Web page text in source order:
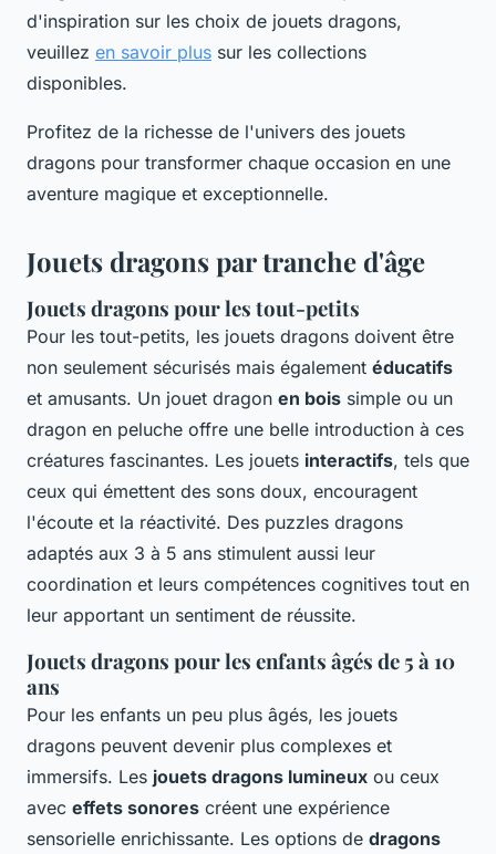
d'inspiration sur les choix de jouets dragons,
veuillez en savoir plus sur les collections
disponibles.
Profitez de la richesse de l'univers des jouets
dragons pour transformer chaque occasion en une
aventure magique et exceptionnelle.
Jouets dragons par tranche d'âge
Jouets dragons pour les tout-petits
Pour les tout-petits, les jouets dragons doivent être
non seulement sécurisés mais également éducatifs
et amusants. Un jouet dragon en bois simple ou un
dragon en peluche offre une belle introduction à ces
créatures fascinantes. Les jouets interactifs, tels que
ceux qui émettent des sons doux, encouragent
l'écoute et la réactivité. Des puzzles dragons
adaptés aux 3 à 5 ans stimulent aussi leur
coordination et leurs compétences cognitives tout en
leur apportant un sentiment de réussite.
Jouets dragons pour les enfants âgés de 5 à 10
ans
Pour les enfants un peu plus âgés, les jouets
dragons peuvent devenir plus complexes et
immersifs. Les jouets dragons lumineux ou ceux
avec effets sonores créent une expérience
sensorielle enrichissante. Les options de dragons